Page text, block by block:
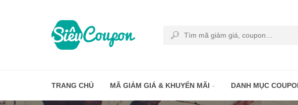
TRANG CHỦ MÃ GIẢM GIÁ & KHUYẾN MÃI DANH MỤC